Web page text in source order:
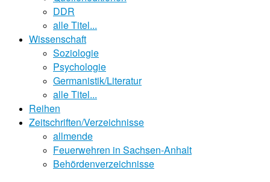
DDR
alle Titel...
Wissenschaft
Soziologie
Psychologie
Germanistik/Literatur
alle Titel...
Reihen
Zeitschriften/Verzeichnisse
allmende
Feuerwehren in Sachsen-Anhalt
Behördenverzeichnisse